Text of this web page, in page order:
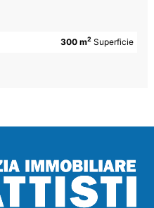
300 m2 Superficie